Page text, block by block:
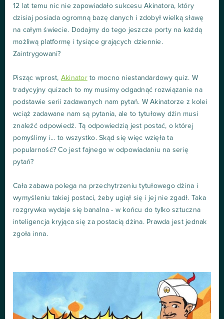
12 lat temu nic nie zapowiadało sukcesu Akinatora, który
dzisiaj posiada ogromną bazę danych i zdobył wielką sławę
na całym świecie. Dodajmy do tego jeszcze porty na każdą
możliwą platformę i tysiące grających dziennie.
Zaintrygowani?
Pisząc wprost, Akinatorto mocno niestandardowy quiz. W
tradycyjny quizach to my musimy odgadnąć rozwiązanie na
podstawie serii zadawanych nam pytań. W Akinatorze z kolei
wciąż zadawane nam są pytania, ale to tytułowy dżin musi
znaleźć odpowiedź. Tą odpowiedzią jest postać, o której
pomyślimy i... to wszystko. Skąd się więc wzięła ta
popularność? Co jest fajnego w odpowiadaniu na serię
pytań?
Cała zabawa polega na przechytrzeniu tytułowego dżina i
wymyśleniu takiej postaci, żeby ugiął się i jej nie zgadł. Taka
rozgrywka wydaje się banalna - w końcu do tylko sztuczna
inteligencja kryjąca się za postacią dżina. Prawda jest jednak
zgoła inna.